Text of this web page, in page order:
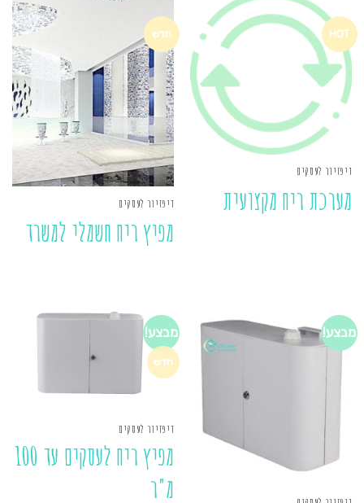
HOT
דיפזיור לעסקים
מערכת ריח מקצועית
חדש
דיפזיור לעסקים
מפיץ ריח חשמלי למשרד
מבצע! מבצע!
חדש
דיפזיור לעסקים
מפיץ ריח לעסקים עד 100
מ"ר